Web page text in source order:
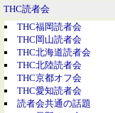
THC読者会
THC福岡読者会
THC岡山読者会
THC北海道読者会
THC北陸読者会
THC京都オフ会
THC愛知読者会
読者会共通の話題